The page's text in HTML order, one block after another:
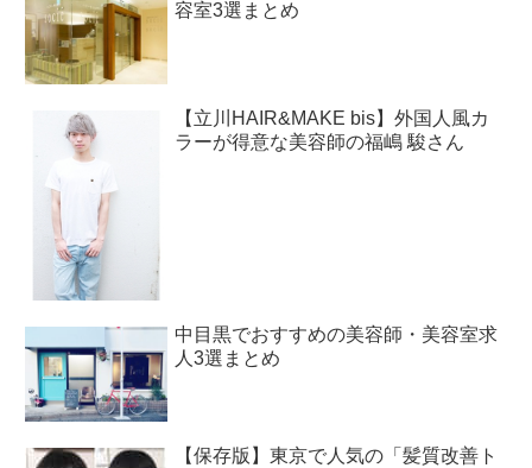
容室3選まとめ
【立川HAIR&MAKE bis】外国人風カ
ラーが得意な美容師の福嶋 駿さん
中目黒でおすすめの美容師・美容室求
人3選まとめ
【保存版】東京で人気の「髪質改善ト